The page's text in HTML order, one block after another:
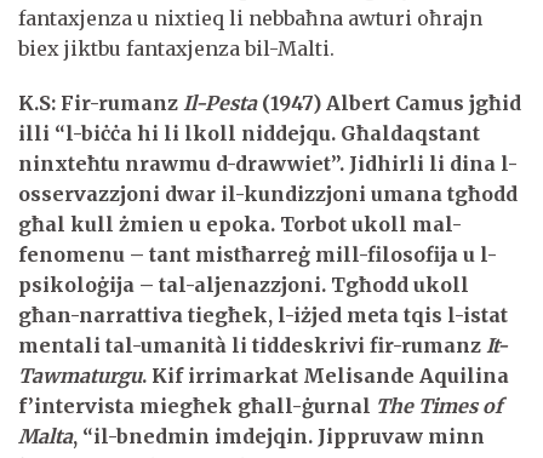
fantaxjenza u nixtieq li nebbaħna awturi oħrajn
biex jiktbu fantaxjenza bil-Malti.
K.S: Fir-rumanz Il-Pesta (1947) Albert Camus jgħid
illi “l-biċċa hi li lkoll niddejqu. Għaldaqstant
ninxteħtu nrawmu d-drawwiet”. Jidhirli li dina l-
osservazzjoni dwar il-kundizzjoni umana tgħodd
għal kull żmien u epoka. Torbot ukoll mal-
fenomenu – tant mistħarreġ mill-filosofija u l-
psikoloġija – tal-aljenazzjoni. Tgħodd ukoll
għan-narrattiva tiegħek, l-iżjed meta tqis l-istat
mentali tal-umanità li tiddeskrivi fir-rumanz It-
Tawmaturgu. Kif irrimarkat Melisande Aquilina
f’intervista miegħek għall-ġurnal The Times of
Malta, “il-bnedmin imdejqin. Jippruvaw minn